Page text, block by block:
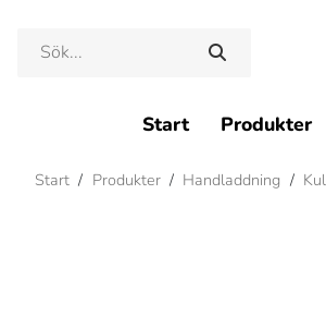
Start Produkter
Start / Produkter / Handladdning /